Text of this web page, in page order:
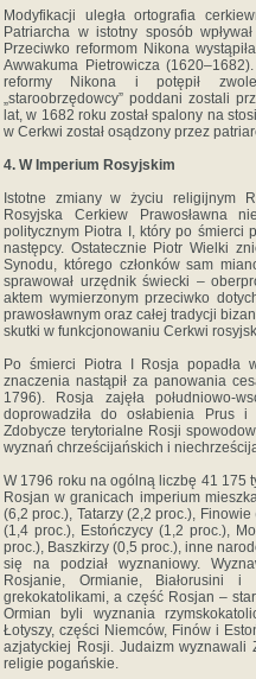
Modyfikacji uległa ortografia
Patriarcha w istotny sposób
Przeciwko reformom Nikona
Awwakuma Pietrowicza
reformy Nikona i potępił
„staroobrzędowcy” poddani zostali
lat, w 1682 roku został spalony na
w Cerkwi został osądzony przez
4. W Imperium Rosyjskim
Istotne zmiany w życiu religijnym
Rosyjska Cerkiew Prawosławna
politycznym Piotra I, który po śmierci
następcy. Ostatecznie Piotr Wielki
Synodu, którego członków sam
sprawował urzędnik świecki –
aktem wymierzonym przeciwko
prawosławnym oraz całej tradycji
skutki w funkcjonowaniu Cerkwi
Po śmierci Piotra I Rosja popadła
znaczenia nastąpił za panowania
1796). Rosja zajęła południowo-
doprowadziła do osłabienia Prus i
Zdobycze terytorialne Rosji
wyznań chrześcijańskich i
W 1796 roku na ogólną liczbę 41 175
Rosjan w granicach imperium
(6,2 proc.), Tatarzy (2,2 proc.),
(1,4 proc.), Estończycy (1,2 proc.),
proc.), Baszkirzy (0,5 proc.), inne
się na podział wyznaniowy.
Rosjanie, Ormianie, Białorusini i
grekokatolikami, a część Rosjan –
Ormian byli wyznania
Łotyszy, części Niemców, Finów i
azjatyckiej Rosji. Judaizm wyznawali
religie pogańskie.